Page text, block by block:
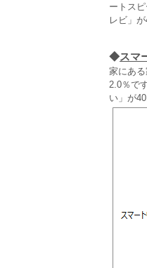
ートス
レビ」
◆スマ
家にあ
2.0％で
い」が